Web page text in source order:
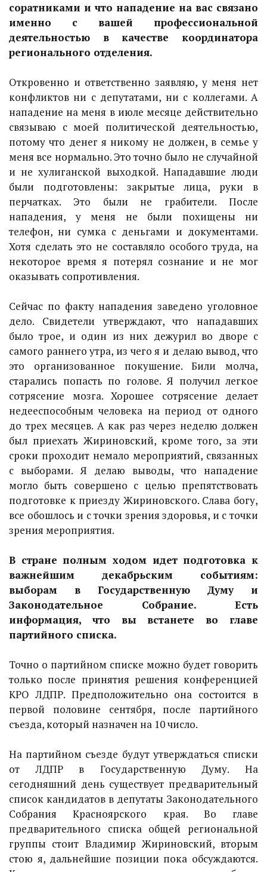
соратниками и что нападение на вас связано
именно с вашей профессиональной
деятельностью в качестве координатора
регионального отделения.
Откровенно и ответственно заявляю, у меня нет
конфликтов ни с депутатами, ни с коллегами. А
нападение на меня в июле месяце действительно
связываю с моей политической деятельностью,
потому что денег я никому не должен, в семье у
меня все нормально. Это точно было не случайной
и не хулиганской выходкой. Нападавшие люди
были подготовлены: закрытые лица, руки в
перчатках. Это были не грабители. После
нападения, у меня не были похищены ни
телефон, ни сумка с деньгами и документами.
Хотя сделать это не составляло особого труда, на
некоторое время я потерял сознание и не мог
оказывать сопротивления.
Сейчас по факту нападения заведено уголовное
дело. Свидетели утверждают, что нападавших
было трое, и один из них дежурил во дворе с
самого раннего утра, из чего я и делаю вывод, что
это организованное покушение. Били молча,
старались попасть по голове. Я получил легкое
сотрясение мозга. Хорошее сотрясение делает
недееспособным человека на период от одного
до трех месяцев. А как раз через неделю должен
был приехать Жириновский, кроме того, за эти
сроки проходит немало мероприятий, связанных
с выборами. Я делаю выводы, что нападение
могло быть совершено с целью препятствовать
подготовке к приезду Жириновского. Слава богу,
все обошлось и с точки зрения здоровья, и с точки
зрения мероприятия.
В стране полным ходом идет подготовка к
важнейшим декабрьским событиям:
выборам в Государственную Думу и
Законодательное Собрание. Есть
информация, что вы встанете во главе
партийного списка.
Точно о партийном списке можно будет говорить
только после принятия решения конференцией
КРО ЛДПР. Предположительно она состоится в
первой половине сентября, после партийного
съезда, который назначен на 10 число.
На партийном съезде будут утверждаться списки
от ЛДПР в Государственную Думу. На
сегодняшний день существует предварительный
список кандидатов в депутаты Законодательного
Собрания Красноярского края. Во главе
предварительного списка общей региональной
группы стоит Владимир Жириновский, вторым
стою я, дальнейшие позиции пока обсуждаются.